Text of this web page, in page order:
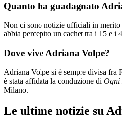
Quanto ha guadagnato
Non ci sono notizie ufficiali in merito
abbia percepito un cachet tra i 15 e i
Dove vive Adriana Volpe?
Adriana Volpe si è sempre divisa fra
è stata affidata la conduzione di Ogni
Milano.
Le ultime notizie su